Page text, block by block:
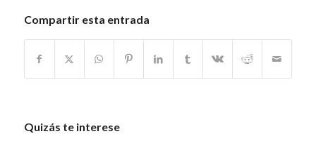
Compartir esta entrada
Quizás te interese